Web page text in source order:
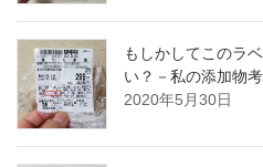
もしかしてこのラ
い？－私の添加物考
2020年5月30日